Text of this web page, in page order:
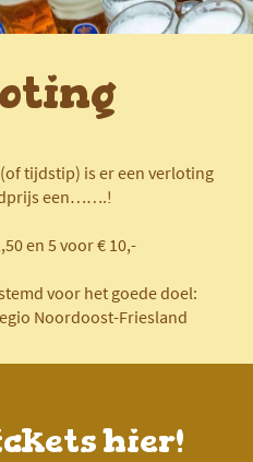
tijdstip) is er een verloting
een…….!
en 5 voor € 10,-
voor het goede doel:
Noordoost-Friesland
hier!